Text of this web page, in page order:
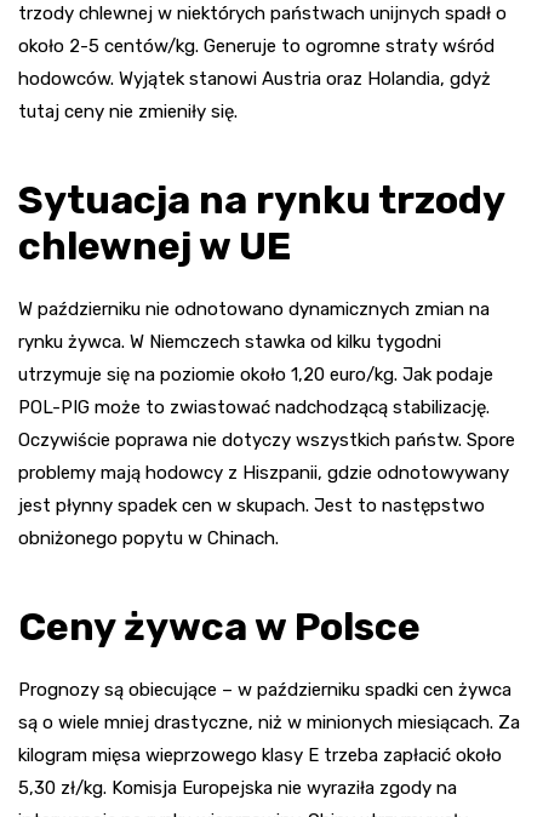
trzody chlewnej w niektórych państwach unijnych spadł o
około 2-5 centów/kg. Generuje to ogromne straty wśród
hodowców. Wyjątek stanowi Austria oraz Holandia, gdyż
tutaj ceny nie zmieniły się.
Sytuacja na rynku trzody
chlewnej w UE
W październiku nie odnotowano dynamicznych zmian na
rynku żywca. W Niemczech stawka od kilku tygodni
utrzymuje się na poziomie około 1,20 euro/kg. Jak podaje
POL-PIG może to zwiastować nadchodzącą stabilizację.
Oczywiście poprawa nie dotyczy wszystkich państw. Spore
problemy mają hodowcy z Hiszpanii, gdzie odnotowywany
jest płynny spadek cen w skupach. Jest to następstwo
obniżonego popytu w Chinach.
Ceny żywca w Polsce
Prognozy są obiecujące – w październiku spadki cen żywca
są o wiele mniej drastyczne, niż w minionych miesiącach. Za
kilogram mięsa wieprzowego klasy E trzeba zapłacić około
5,30 zł/kg. Komisja Europejska nie wyraziła zgody na